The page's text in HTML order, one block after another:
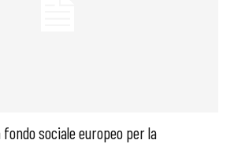
sociale europeo per la